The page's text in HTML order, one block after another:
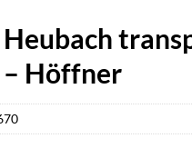
Höffner